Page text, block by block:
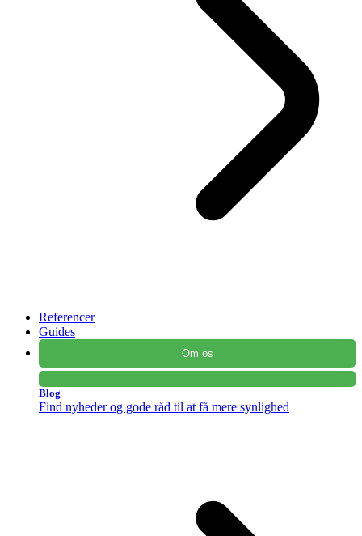
Referencer
Guides
Om os
Blog
Find nyheder og gode råd til at få mere synlighed